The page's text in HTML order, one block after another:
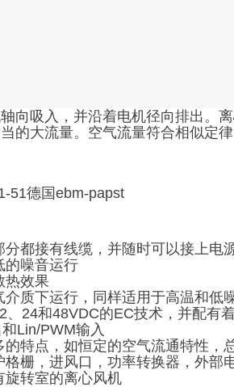
向吸入，并沿着电机径向排出。
的大流量。空气流量符合相似定
都接有线缆，并随时可以接上电
的噪音运行
热效果
质下运行，同样适用于高温和低
、24和48VDC的EC技术，并配有
Lin/PWM输入
特点，如恒定的空气流通特性，
栅，进风口，功率转换器，外部
旋转室的离心风机